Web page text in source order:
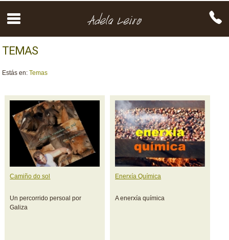
TEMAS
Estás en: Temas
Camiño do sol
Un percorrido persoal por
Galiza
Enerxía Química
A enerxía química